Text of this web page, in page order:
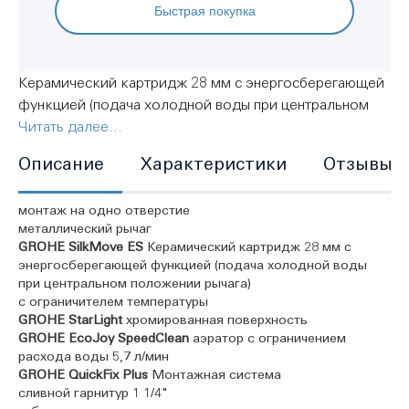
Быстрая покупка
Керамический картридж 28 мм с энергосберегающей
функцией (подача холодной воды при центральном
положении рычага)
GROHE StarLight хромированная поверхность
Читать далее...
Описание
монтаж на одно отверстие
металлический рычаг
GROHE SilkMove ES Керамический картридж 28 мм с
энергосберегающей функцией (подача холодной воды
при центральном положении рычага)
с ограничителем температуры
GROHE StarLightхромированная поверхность
GROHE EcoJoy SpeedClean аэратор с ограничением
расхода воды 5,7 л/мин
GROHE QuickFix Plus Монтажная система
сливной гарнитур 1 1/4"
Характеристики Отзывы